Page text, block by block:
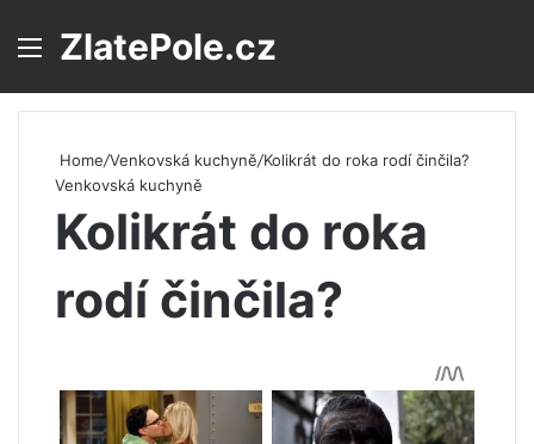
Menu
ZlatePole.cz
Home/Venkovská kuchyně/Kolikrát do roka rodí činčila?
Venkovská kuchyně
Kolikrát do roka
rodí činčila?